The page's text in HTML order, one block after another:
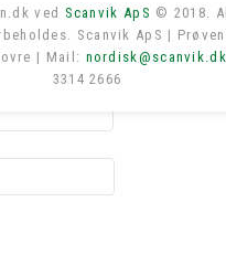
ved Scanvik ApS © 2018.
Scanvik ApS |
| Mail: nordisk@scanvik.dk
3314 2666